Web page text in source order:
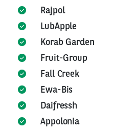
Rajpol
LubApple
Korab Garden
Fruit-Group
Fall Creek
Ewa-Bis
Daifressh
Appolonia